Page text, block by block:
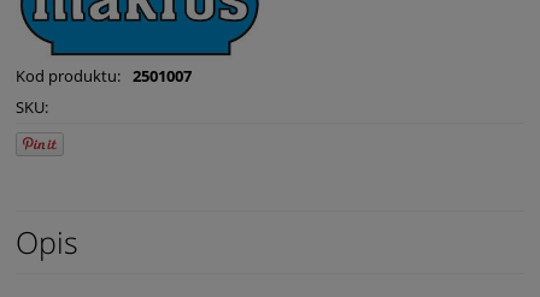
Kod produktu: 2501007
SKU:
Opis